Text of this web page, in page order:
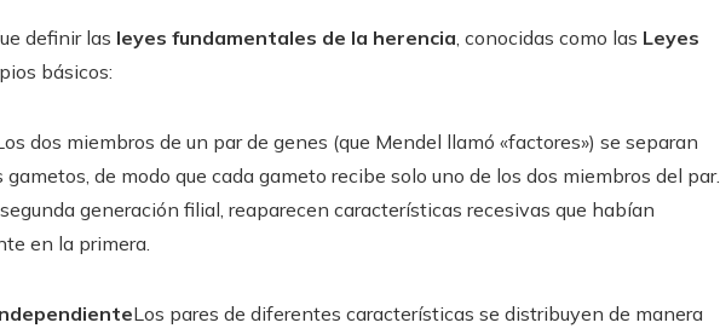
definir las leyes fundamentales de la herencia, conocidas como las Leyes
básicos:
dos miembros de un par de genes (que Mendel llamó «factores») se separan
de modo que cada gameto recibe solo uno de los dos miembros del par.
generación filial, reaparecen características recesivas que habían
en la primera.
Los pares de diferentes características se distribuyen de manera